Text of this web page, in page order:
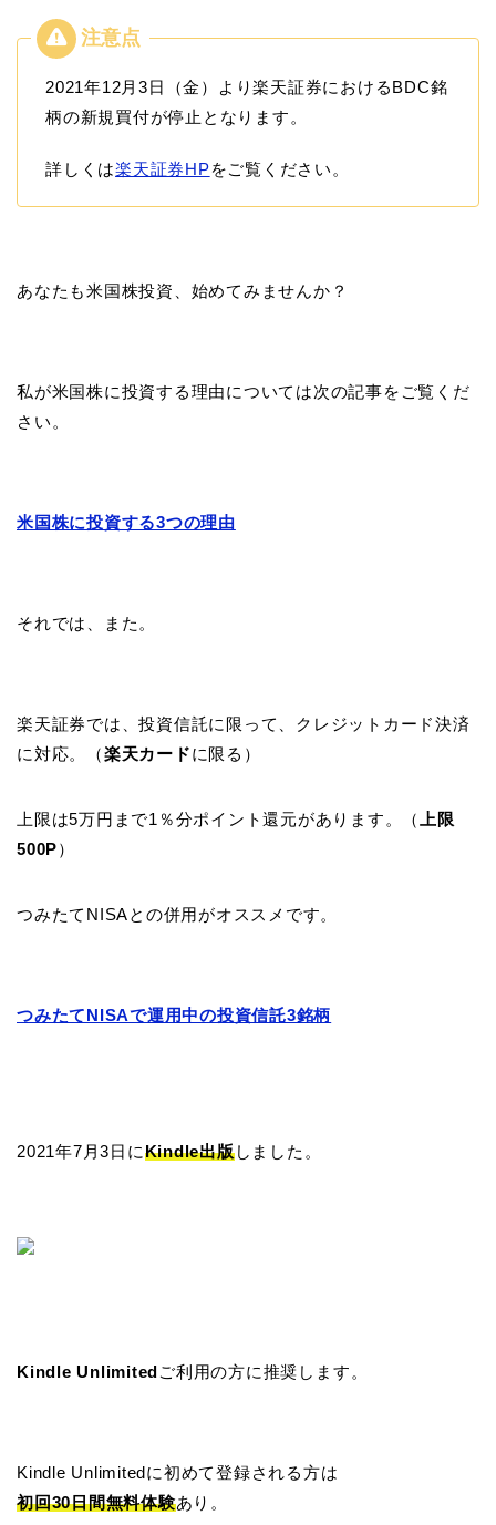
2021年12月3日（金）より楽天証券におけるBDC銘
柄の新規買付が停止となります。
詳しくは楽天証券HPをご覧ください。
あなたも米国株投資、始めてみませんか？
私が米国株に投資する理由については次の記事をご覧くだ
さい。
米国株に投資する3つの理由
それでは、また。
楽天証券では、投資信託に限って、クレジットカード決済
に対応。（楽天カードに限る）
上限は5万円まで1％分ポイント還元があります。（
上限
500P）
つみたてNISAとの併用がオススメです。
つみたてNISAで運用中の投資信託3銘柄
2021年7月3日にKindle出版しました。
Kindle Unlimitedご利用の方に推奨します。
Kindle Unlimitedに初めて登録される方は
初回30日間無料体験あり。